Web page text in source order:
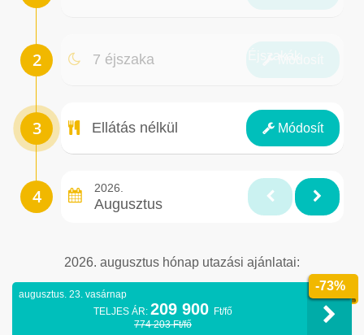
7 éjszaka
Ellátás nélkül Módosít
Ellátás
2026.
Augusztus
2026. augusztus hónap utazási ajánlatai:
-73%
augusztus. 23. vasárnap
TELJES ÁR: 209 900 Ft/fő
774 203 Ft/fő